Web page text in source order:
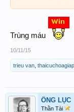
CHÚC
Trùng máu
10/11/15
trieu van
ÔNG LỤC
Thần Tài